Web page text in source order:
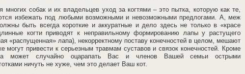
многих собак и их владельцев уход за когтями – это пытка, которую как те,
избежать под любыми возможными и невозможными предлогами. А, меж
быть всегда короткие и аккуратные и дело здесь не только в «красе
когти приводят к неправильному формированию лапы у растущего
«распущенная» лапа), некорректному поставу конечностей в целом, мешают
могут привести к серьезным травмам суставов и связок конечностей. Кроме
может случайно оцарапать Вас и членов Вашей семьи острыми
ничуть не хуже, чем это делает Ваш кот.